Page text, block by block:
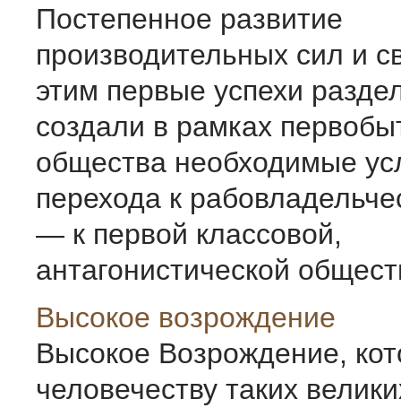
Постепенное развитие
производительных сил и
этим первые успехи
создали в рамках
общества необходимые
перехода к
— к первой классовой,
антагонистической
Высокое возрождение
Высокое Возрождение,
человечеству таких